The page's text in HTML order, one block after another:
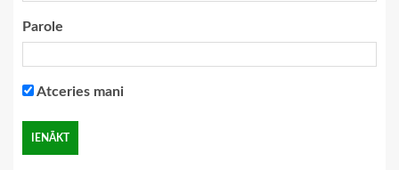
Parole
Atceries mani